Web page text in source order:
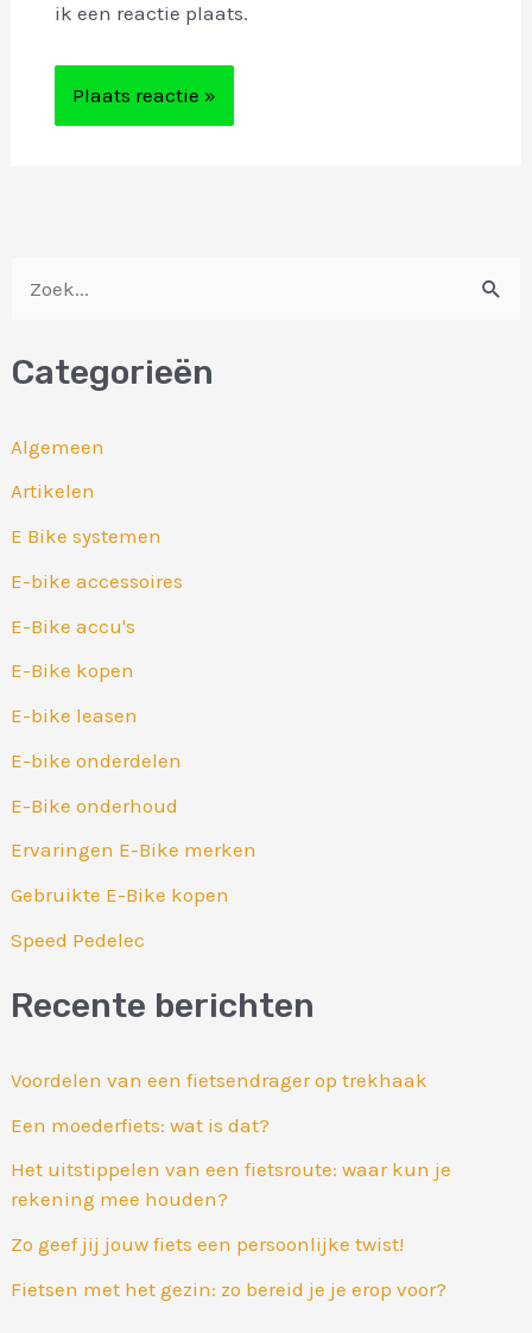
e
n
a
a
r
:
Categorieën
Algemeen
Artikelen
E Bike systemen
E-bike accessoires
E-Bike accu's
E-Bike kopen
E-bike leasen
E-bike onderdelen
E-Bike onderhoud
Ervaringen E-Bike merken
Gebruikte E-Bike kopen
Speed Pedelec
Recente berichten
Voordelen van een fietsendrager op trekhaak
Een moederfiets: wat is dat?
Het uitstippelen van een fietsroute: waar kun je
rekening mee houden?
Zo geef jij jouw fiets een persoonlijke twist!
Fietsen met het gezin: zo bereid je je erop voor?
ik een reactie plaats.